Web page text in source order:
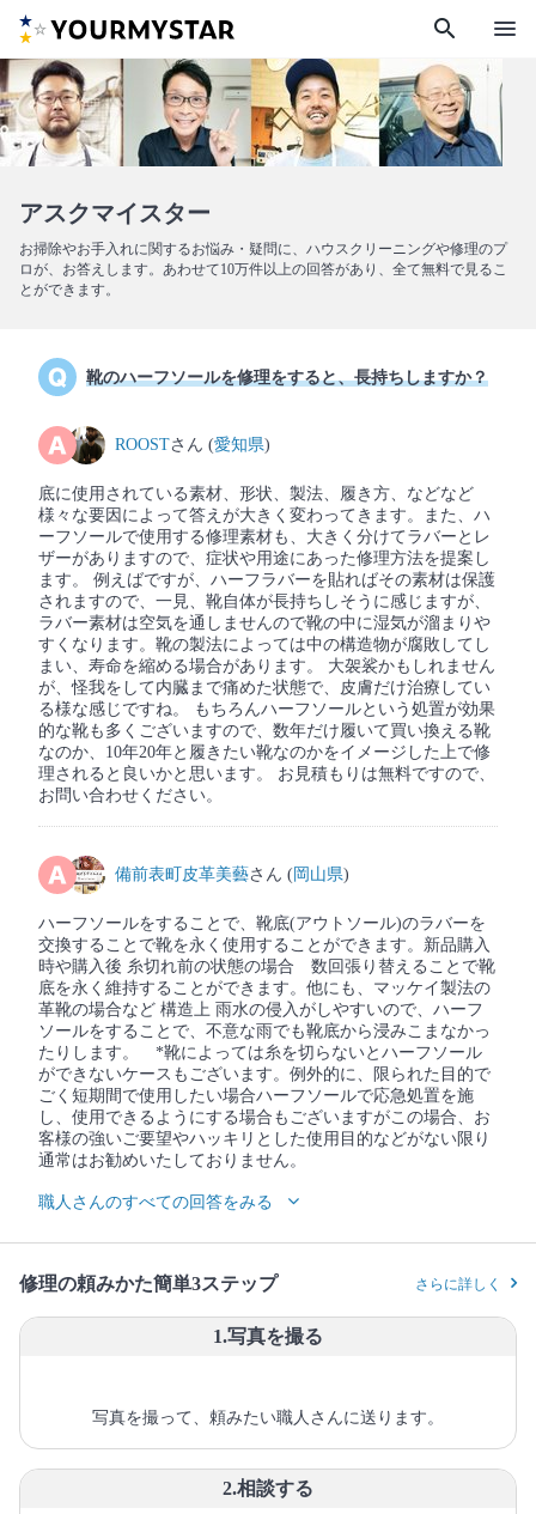
search menu
アスクマイスター
お掃除やお手入れに関するお悩み・疑問に、ハウスクリーニングや修理のプ
ロが、お答えします。あわせて10万件以上の回答があり、全て無料で見るこ
とができます。
靴のハーフソールを修理をすると、長持ちしますか？
ROOSTさん (愛知県)
底に使用されている素材、形状、製法、履き方、などなど
様々な要因によって答えが大きく変わってきます。また、ハ
ーフソールで使用する修理素材も、大きく分けてラバーとレ
ザーがありますので、症状や用途にあった修理方法を提案し
ます。 例えばですが、ハーフラバーを貼ればその素材は保護
されますので、一見、靴自体が長持ちしそうに感じますが、
ラバー素材は空気を通しませんので靴の中に湿気が溜まりや
すくなります。靴の製法によっては中の構造物が腐敗してし
まい、寿命を縮める場合があります。 大袈裟かもしれません
が、怪我をして内臓まで痛めた状態で、皮膚だけ治療してい
る様な感じですね。 もちろんハーフソールという処置が効果
的な靴も多くございますので、数年だけ履いて買い換える靴
なのか、10年20年と履きたい靴なのかをイメージした上で修
理されると良いかと思います。 お見積もりは無料ですので、
お問い合わせください。
備前表町皮革美藝さん ( 岡山県)
ハーフソールをすることで、靴底(アウトソール)のラバーを
交換することで靴を永く使用することができます。新品購入
時や購入後 糸切れ前の状態の場合 数回張り替えることで靴
底を永く維持することができます。他にも、マッケイ製法の
革靴の場合など 構造上 雨水の侵入がしやすいので、ハーフ
ソールをすることで、不意な雨でも靴底から浸みこまなかっ
たりします。 *靴によっては糸を切らないとハーフソール
ができないケースもございます。例外的に、限られた目的で
ごく短期間で使用したい場合ハーフソールで応急処置を施
し、使用できるようにする場合もございますがこの場合、お
客様の強いご要望やハッキリとした使用目的などがない限り
通常はお勧めいたしておりません。
職人さんのすべての回答をみる
修理の頼みかた簡単3ステップ さらに詳しく
1.写真を撮る
写真を撮って、頼みたい職人さんに送ります。
2.相談する